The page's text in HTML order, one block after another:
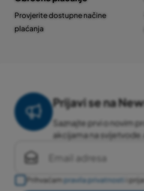
Provjerite dostupne načine
plaćanja
Prijavi se na
Saznajte prvi o novim
akcijama na
Prihvaćam pravila privatnosti i